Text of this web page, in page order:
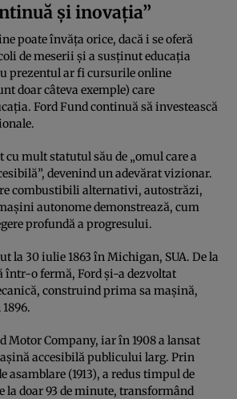
și inovația”
poate învăța orice, dacă i se oferă
de meserii și a susținut educația
prezentul ar fi cursurile online
doar câteva exemple) care
Ford Fund continuă să investească
cu mult statutul său de „omul care a
devenind un adevărat vizionar.
combustibili alternativi, autostrăzi,
autonome demonstrează, cum
profundă a progresului.
la 30 iulie 1863 în Michigan, SUA. De la
într-o fermă, Ford și-a dezvoltat
construind prima sa mașină,
Motor Company, iar în 1908 a lansat
accesibilă publicului larg. Prin
asamblare (1913), a redus timpul de
la doar 93 de minute, transformând